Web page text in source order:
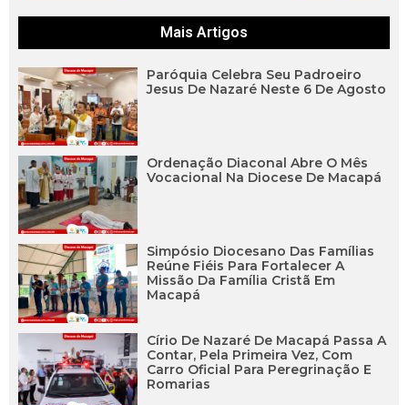
Mais Artigos
Paróquia Celebra Seu Padroeiro
Jesus De Nazaré Neste 6 De Agosto
Ordenação Diaconal Abre O Mês
Vocacional Na Diocese De Macapá
Simpósio Diocesano Das Famílias
Reúne Fiéis Para Fortalecer A
Missão Da Família Cristã Em
Macapá
Círio De Nazaré De Macapá Passa A
Contar, Pela Primeira Vez, Com
Carro Oficial Para Peregrinação E
Romarias